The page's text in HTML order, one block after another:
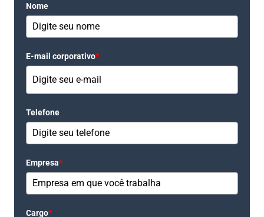
Nome
E-mail corporativo*
Telefone
Empresa*
Cargo*